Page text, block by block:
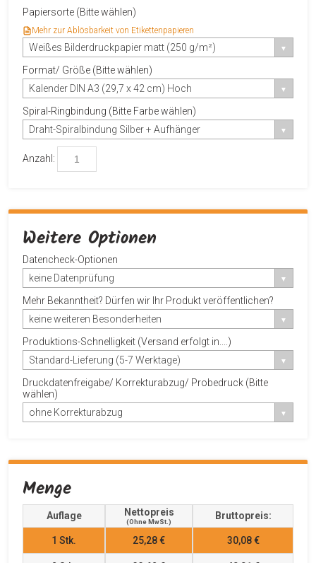
Papiersorte (Bitte wählen)
Mehr zur Ablösbarkeit von Etikettenpapieren
Weißes Bilderdruckpapier matt (250 g/m²)
Format/ Größe (Bitte wählen)
Kalender DIN A3 (29,7 x 42 cm) Hoch
Spiral-Ringbindung (Bitte Farbe wählen)
Draht-Spiralbindung Silber + Aufhänger
Anzahl:
Weitere Optionen
Datencheck-Optionen
keine Datenprüfung
Mehr Bekanntheit? Dürfen wir Ihr Produkt veröffentlichen?
keine weiteren Besonderheiten
Produktions-Schnelligkeit (Versand erfolgt in....)
Standard-Lieferung (5-7 Werktage)
Druckdatenfreigabe/ Korrekturabzug/ Probedruck (Bitte
wählen)
ohne Korrekturabzug
Menge
Auflage Nettopreis
(ohne MwSt.)
Bruttopreis:
1 Stk. 25,28 € 30,08 €